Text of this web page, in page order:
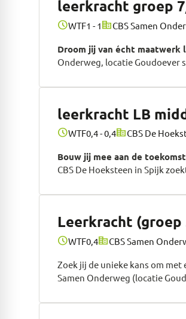
leerkracht groep
scheduleWTF1 - 1corporate_fareCBS Samen
Droom jij van écht
Onderweg, locatie Goudoever
leerkracht LB
scheduleWTF0,4 - 0,4corporate_fareCBS De
Bouw jij mee aan de
CBS De Hoeksteen in Spijk
Leerkracht (groep
scheduleWTF0,4corporate_fareCBS Samen
Zoek jij de unieke kans om
Samen Onderweg (locatie